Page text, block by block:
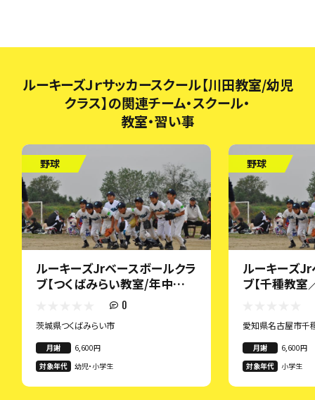
ルーキーズＪｒサッカースクール【川田教室/幼児
クラス】の関連チーム・スクール・
教室・習い事
野球
ルーキーズJrベースボールクラ
ブ【つくばみらい教室/年中～
0
茨城県つくばみらい市
月謝
6,600円
対象年代
幼児・小学生
野球
ルーキーズ
ブ【千種教室
愛知県名古屋市千
月謝
6,600円
対象年代
小学生